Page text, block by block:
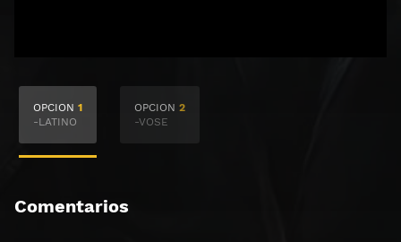
Haz clic 3 veces en el botón para desbloquear el
OPCION 1
-LATINO
OPCION 2
-VOSE
Comentarios